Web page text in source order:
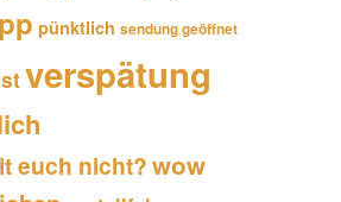
pünktlich sendung geöffnet
verspätung
euch nicht?wow